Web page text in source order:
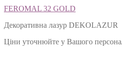
FEROMAL 32 GOLD
Декоративна лазур DEKOLAZUR
Ціни уточнюйте у Вашого